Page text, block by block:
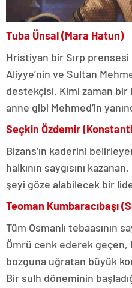
Tuba Ünsal (Mara Hatun)
Hristiyan bir Sırp
Aliyye’nin ve Sultan
destekçisi. Kimi zaman
anne gibi Mehmed’in
Seçkin Özdemir
Bizans’ın kaderini
halkının saygısını
şeyi göze alabilecek bir
Teoman Kumbaracıbaşı
Tüm Osmanlı tebaasının
Ömrü cenk ederek geçen,
bozguna uğratan büyük
Bir sulh döneminin